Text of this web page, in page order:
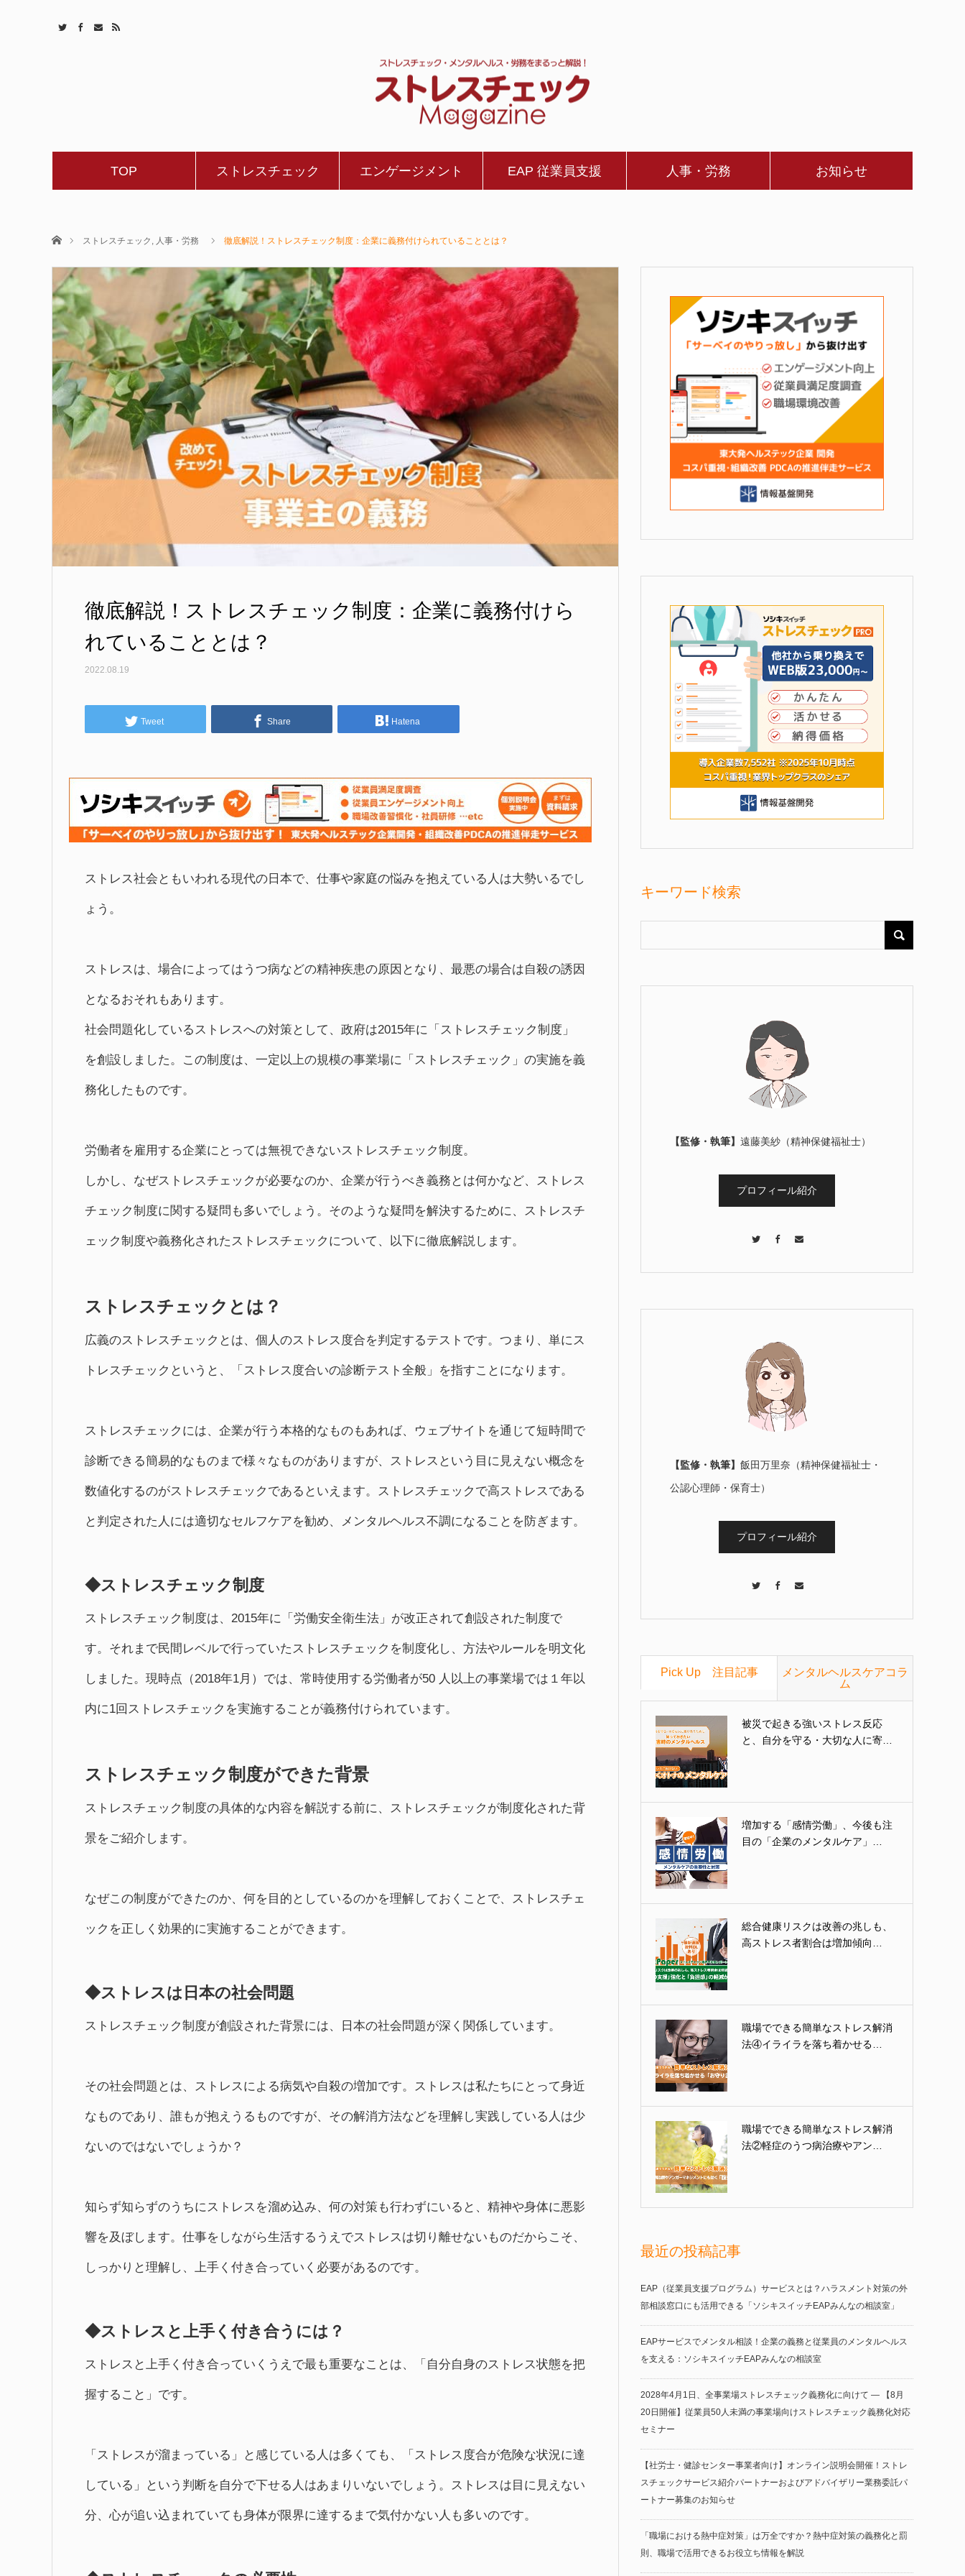
TOP ストレスチェック エンゲージメント EAP 従業員支援 人事・労務 お知らせ
ホームストレスチェック , 人事・労務 徹底解説！ストレスチェック制度：企業に義務付けられていることとは？
徹底解説！ストレスチェック制度：企業に義務付けら
れていることとは？
2022.08.19
Tweet Share Hatena
ストレス社会ともいわれる現代の日本で、仕事や家庭の悩みを抱えている人は大勢いるでし
ょう。
ストレスは、場合によってはうつ病などの精神疾患の原因となり、最悪の場合は自殺の誘因
となるおそれもあります。
社会問題化しているストレスへの対策として、政府は2015年に「ストレスチェック制度」
を創設しました。この制度は、一定以上の規模の事業場に「ストレスチェック」の実施を義
務化したものです。
労働者を雇用する企業にとっては無視できないストレスチェック制度。
しかし、なぜストレスチェックが必要なのか、企業が行うべき義務とは何かなど、ストレス
チェック制度に関する疑問も多いでしょう。そのような疑問を解決するために、ストレスチ
ェック制度や義務化されたストレスチェックについて、以下に徹底解説します。
ストレスチェックとは？
広義のストレスチェックとは、個人のストレス度合を判定するテストです。つまり、単にス
トレスチェックというと、「ストレス度合いの診断テスト全般」を指すことになります。
ストレスチェックには、企業が行う本格的なものもあれば、ウェブサイトを通じて短時間で
診断できる簡易的なものまで様々なものがありますが、ストレスという目に見えない概念を
数値化するのがストレスチェックであるといえます。ストレスチェックで高ストレスである
と判定された人には適切なセルフケアを勧め、メンタルヘルス不調になることを防ぎます。
◆ストレスチェック制度
ストレスチェック制度は、2015年に「労働安全衛生法」が改正されて創設された制度で
す。それまで民間レベルで行っていたストレスチェックを制度化し、方法やルールを明文化
しました。現時点（2018年1月）では、常時使用する労働者が50 人以上の事業場では１年以
内に1回ストレスチェックを実施することが義務付けられています。
ストレスチェック制度ができた背景
ストレスチェック制度の具体的な内容を解説する前に、ストレスチェックが制度化された背
景をご紹介します。
なぜこの制度ができたのか、何を目的としているのかを理解しておくことで、ストレスチェ
ックを正しく効果的に実施することができます。
◆ストレスは日本の社会問題
ストレスチェック制度が創設された背景には、日本の社会問題が深く関係しています。
その社会問題とは、ストレスによる病気や自殺の増加です。ストレスは私たちにとって身近
なものであり、誰もが抱えうるものですが、その解消方法などを理解し実践している人は少
ないのではないでしょうか？
知らず知らずのうちにストレスを溜め込み、何の対策も行わずにいると、精神や身体に悪影
響を及ぼします。仕事をしながら生活するうえでストレスは切り離せないものだからこそ、
しっかりと理解し、上手く付き合っていく必要があるのです。
◆ストレスと上手く付き合うには？
ストレスと上手く付き合っていくうえで最も重要なことは、「自分自身のストレス状態を把
握すること」です。
「ストレスが溜まっている」と感じている人は多くても、「ストレス度合が危険な状況に達
している」という判断を自分で下せる人はあまりいないでしょう。ストレスは目に見えない
分、心が追い込まれていても身体が限界に達するまで気付かない人も多いのです。
キーワード検索
【監修・執筆】 遠藤美紗（精神保健福祉士）
プロフィール紹介
【監修・執筆】 飯田万里奈（精神保健福祉士・
公認心理師・保育士）
プロフィール紹介
Pick Up 注目記事
メンタルヘルスケアコラ
ム
被災で起きる強いストレス反応
と、自分を守る・大切な人に寄…
増加する「感情労働」、今後も注
目の「企業のメンタルケア」…
総合健康リスクは改善の兆しも、
高ストレス者割合は増加傾向…
職場でできる簡単なストレス解消
法④イライラを落ち着かせる…
職場でできる簡単なストレス解消
法②軽症のうつ病治療やアン…
最近の投稿記事
EAP（従業員支援プログラム）サービスとは？ハラスメント対策の外
部相談窓口にも活用できる「ソシキスイッチEAPみんなの相談室」
EAPサービスでメンタル相談！企業の義務と従業員のメンタルヘルス
を支える：ソシキスイッチEAPみんなの相談室
2028年4月1日、全事業場ストレスチェック義務化に向けて ― 【8月
20日開催】従業員50人未満の事業場向けストレスチェック義務化対応
セミナー
【社労士・健診センター事業者向け】オンライン説明会開催！ストレ
スチェックサービス紹介パートナーおよびアドバイザリー業務委託パ
ートナー募集のお知らせ
「職場における熱中症対策」は万全ですか？熱中症対策の義務化と罰
則、職場で活用できるお役立ち情報を解説